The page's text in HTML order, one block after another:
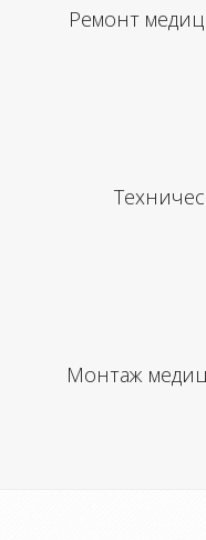
Ремонт
Монтаж